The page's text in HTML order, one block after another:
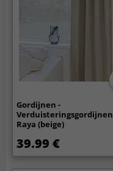
Gordijnen -
Verduisteringsgordijnen
Raya (beige)
39.99 €